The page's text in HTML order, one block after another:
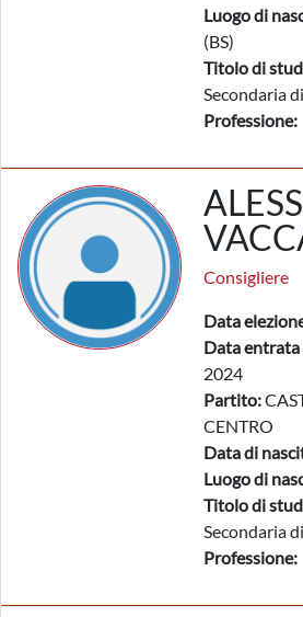
Luogo di
(BS)
Titolo di
Secondaria
Professione:
Consigliere
Data
Data entrata
2024
Partito:
CENTRO
Data di
Luogo di
Titolo di
Secondaria
Professione: